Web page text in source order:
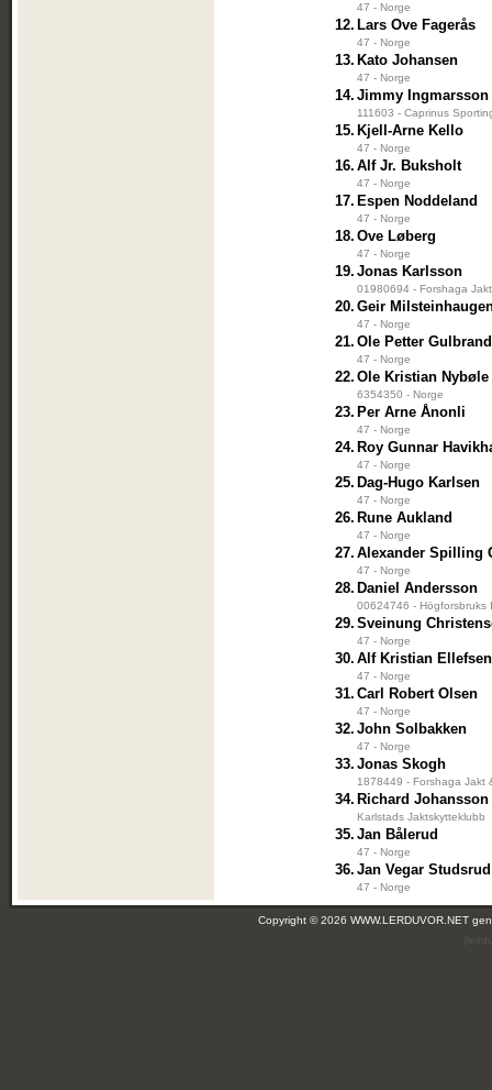
47 - Norge
12. Lars Ove Fagerås
47 - Norge
13. Kato Johansen
47 - Norge
14. Jimmy Ingmarsson
111603 - Caprinus
15. Kjell-Arne Kello
47 - Norge
16. Alf Jr. Buksholt
47 - Norge
17. Espen Noddeland
47 - Norge
18. Ove Løberg
47 - Norge
19. Jonas Karlsson
01980694 - Forshaga
20. Geir
47 - Norge
21. Ole Petter
47 - Norge
22. Ole Kristian Nybøle
6354350 - Norge
23. Per Arne Ånonli
47 - Norge
24. Roy Gunnar
47 - Norge
25. Dag-Hugo Karlsen
47 - Norge
26. Rune Aukland
47 - Norge
27. Alexander Spilling
47 - Norge
28. Daniel Andersson
00624746 - Högforsbruks
29. Sveinung
47 - Norge
30. Alf Kristian Ellefsen
47 - Norge
31. Carl Robert Olsen
47 - Norge
32. John Solbakken
47 - Norge
33. Jonas Skogh
1878449 - Forshaga Jakt
34. Richard Johansson
Karlstads Jaktskytteklubb
35. Jan Bålerud
47 - Norge
36. Jan Vegar Studsrud
47 - Norge
Copyright © 2026 WWW.LERDUVOR.NET